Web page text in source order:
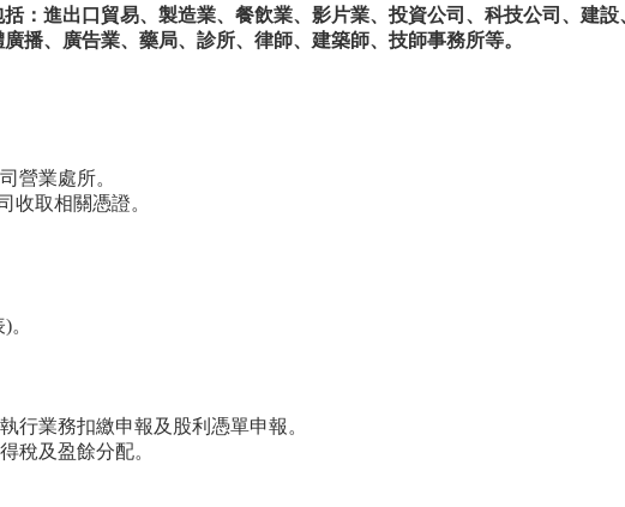
：進出口貿易、製造業、餐飲業、影片業、投資公司、科技公司、建
播、廣告業、藥局、診所、律師、建築師、技師事務所等。
營業處所。
收取相關憑證。
行業務扣繳申報及股利憑單申報。
稅及盈餘分配。